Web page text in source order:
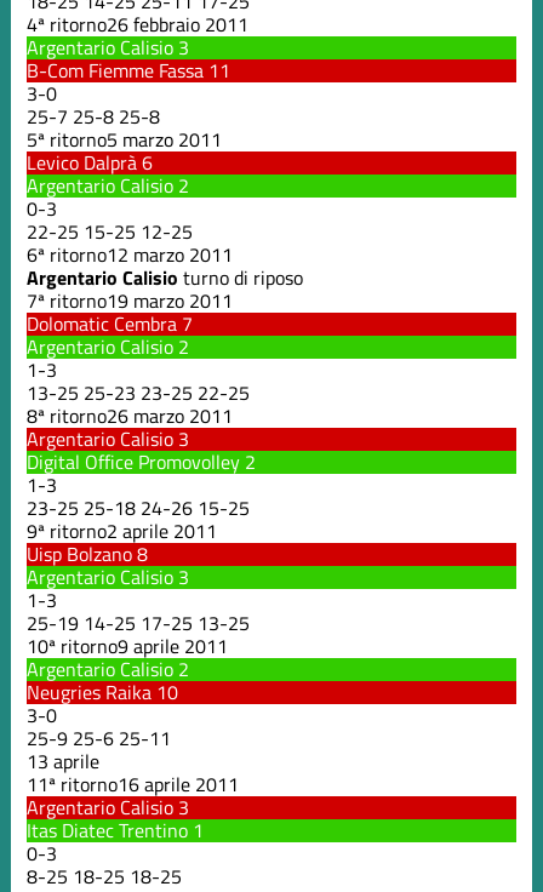
4ª ritorno26 febbraio 2011
Argentario Calisio 3
B-Com Fiemme Fassa 11
3-0
25-7 25-8 25-8
5ª ritorno5 marzo 2011
Levico Dalprà6
Argentario Calisio 2
0-3
22-25 15-25 12-25
6ª ritorno12 marzo 2011
Argentario Calisio turno di riposo
7ª ritorno19 marzo 2011
Dolomatic Cembra 7
Argentario Calisio 2
1-3
13-25 25-23 23-25 22-25
8ª ritorno26 marzo 2011
Argentario Calisio 3
Digital Office Promovolley 2
1-3
23-25 25-18 24-26 15-25
9ª ritorno2 aprile 2011
Uisp Bolzano8
Argentario Calisio 3
1-3
25-19 14-25 17-25 13-25
10ª ritorno9 aprile 2011
Argentario Calisio 2
Neugries Raika 10
3-0
25-9 25-6 25-11
13 aprile
11ª ritorno16 aprile 2011
Argentario Calisio 3
Itas Diatec Trentino 1
0-3
8-25 18-25 18-25